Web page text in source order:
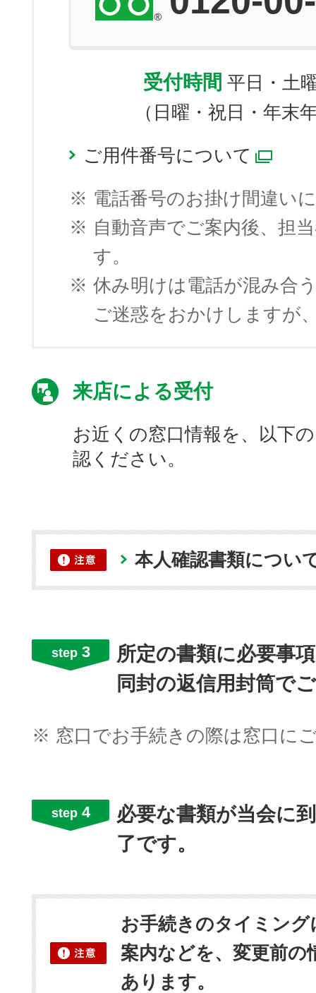
受付時間 平日・土
（日曜・祝日・年末
ご用件番号について
※ 電話番号のお掛け間違い
※ 自動音声でご案内後、担
す。
※ 休み明けは電話が混み合
ご迷惑をおかけしますが
来店による受付
お近くの窓口情報を、以下
認ください。
本人確認書類につい
所定の書類に必要事
同封の返信用封筒で
step3
※ 窓口でお手続きの際は窓口に
必要な書類が当会に
了です。
step4
お手続きのタイミン
案内などを、変更前の
あります。